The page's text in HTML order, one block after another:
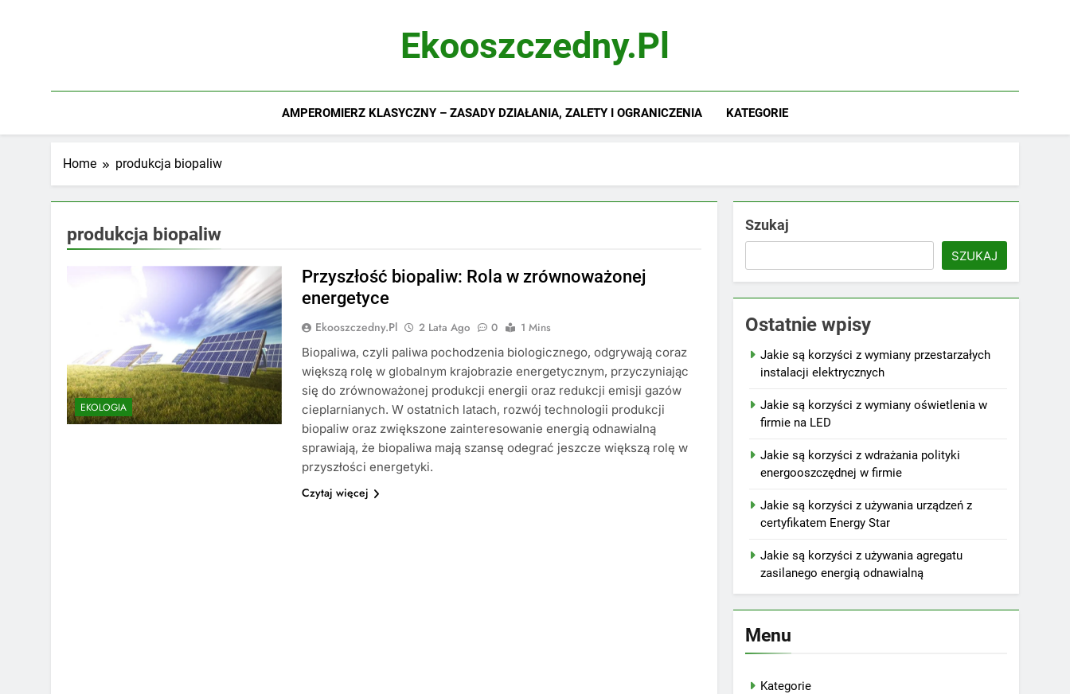
Ekooszczedny.pl
AMPEROMIERZ KLASYCZNY – ZASADY DZIAŁANIA, ZALETY I OGRANICZENIA KATEGORIE
Home produkcja biopaliw
produkcja biopaliw
EKOLOGIA
Przyszłość biopaliw: Rola w zrównoważonej
energetyce
Ekooszczedny.pl 2 Lata Ago 0
1 Mins
Biopaliwa, czyli paliwa pochodzenia biologicznego, odgrywają coraz
większą rolę w globalnym krajobrazie energetycznym, przyczyniając
się do zrównoważonej produkcji energii oraz redukcji emisji gazów
cieplarnianych. W ostatnich latach, rozwój technologii produkcji
biopaliw oraz zwiększone zainteresowanie energią odnawialną
sprawiają, że biopaliwa mają szansę odegrać jeszcze większą rolę w
przyszłości energetyki.
Czytaj więcej
Szukaj
SZUKAJ
Ostatnie wpisy
Jakie są korzyści z wymiany przestarzałych
instalacji elektrycznych
Jakie są korzyści z wymiany oświetlenia w
firmie na LED
Jakie są korzyści z wdrażania polityki
energooszczędnej w firmie
Jakie są korzyści z używania urządzeń z
certyfikatem Energy Star
Jakie są korzyści z używania agregatu
zasilanego energią odnawialną
Menu
Kategorie